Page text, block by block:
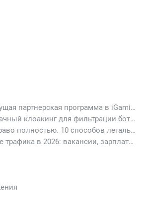
PIN-UP Partners: ведущая партнерская программа в iGaming
Cloaking House: облачный клоакинг для фильтрации ботов FB и Google Ads — гайд PHP-интеграции 2026
Ломай авторское право полностью. 10 способов легально добавить любимый трек в свой креатив
Карьера в арбитраже трафика в 2026: вакансии, зарплаты и как начать